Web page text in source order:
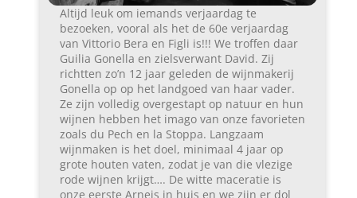
Altijd leuk om iemands verjaardag te
bezoeken, vooral als het de 60e verjaardag
van Vittorio Bera en Figli is!!! We troffen daar
Guilia Gonella en zielsverwant David. Zij
richtten zo’n 12 jaar geleden de wijnmakerij
Gonella op op het landgoed van haar vader.
Ze zijn volledig overgestapt op natuur en hun
wijnen hebben het imago van onze favorieten
zoals du Pech en la Stoppa. Langzaam
wijnmaken is het doel, minimaal 4 jaar op
grote houten vaten, zodat je van die vlezige
rode wijnen krijgt…. De witte maceratie is
onze eerste Arneis in huis en we zijn er dol